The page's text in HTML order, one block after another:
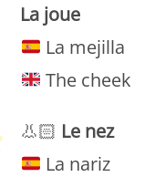
La joue
La mejilla
The cheek
👃🏻 Le nez
La nariz